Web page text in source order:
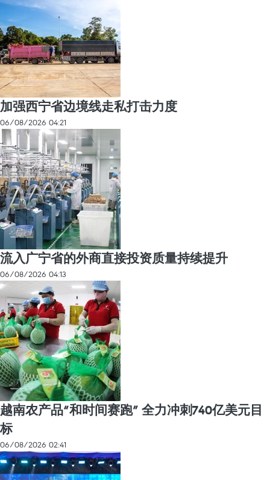
加强西宁省边境线走私打击力度
06/08/2026 04:21
流入广宁省的外商直接投资质量持续提升
06/08/2026 04:13
越南农产品“和时间赛跑” 全力冲刺740亿美元目
标
06/08/2026 02:41